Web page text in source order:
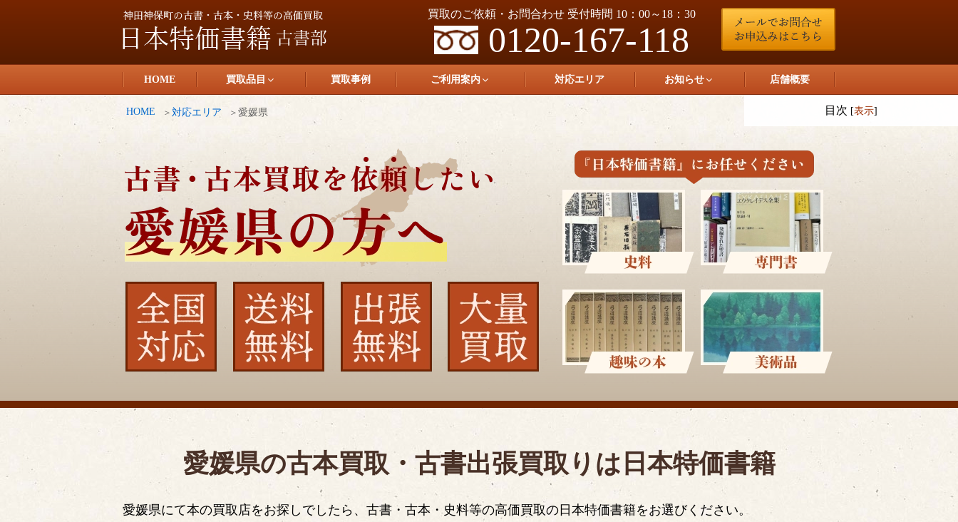
買取のご依頼・お問合わせ 受付時間 10：00～18：30
0120-167-118
日本特価書籍
HOME 買取品目 買取事例 ご利用案内 対応エリア お知らせ 店舗概要
HOME 対応エリア 愛媛県 目次 [表示]
愛媛県の古本買取・古書出張買取りは日本特価書籍
愛媛県にて本の買取店をお探しでしたら、古書・古本・史料等の高価買取の日本特価書籍をお選びください。